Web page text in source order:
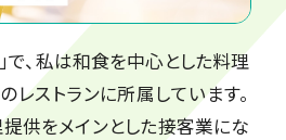
で、私は和食を中心とした料理
ストランに所属しています。
供をメインとした接客業にな